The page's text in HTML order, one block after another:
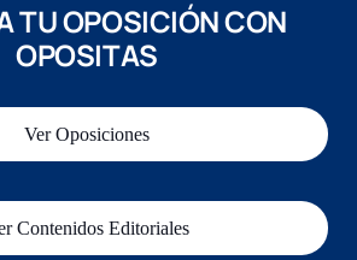
TU OPOSICIÓN CON
OPOSITAS
Ver Oposiciones
Contenidos Editoriales